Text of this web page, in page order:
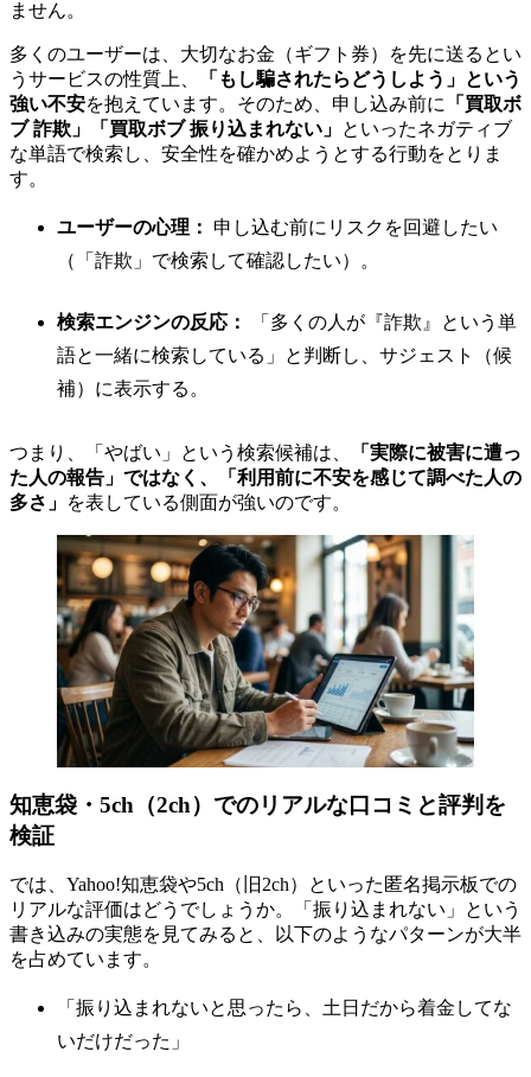
ません。
多くのユーザーは、大切なお金（ギフト券）を先に送るとい
うサービスの性質上、
「もし騙されたらどうしよう」という
強い不安を抱えています。そのため、申し込み前に
「買取ボ
ブ 詐欺」「買取ボブ 振り込まれない」 といったネガティブ
な単語で検索し、安全性を確かめようとする行動をとりま
す。
ユーザーの心理：
申し込む前にリスクを回避したい
（「詐欺」で検索して確認したい）。
検索エンジンの反応：
「多くの人が『詐欺』という単
語と一緒に検索している」と判断し、サジェスト（候
補）に表示する。
つまり、「やばい」という検索候補は、
「実際に被害に遭っ
た人の報告」ではなく、「利用前に不安を感じて調べた人の
多さ」 を表している側面が強いのです。
知恵袋・5ch（2ch）でのリアルな口コミと評判を
検証
では、Yahoo!知恵袋や5ch（旧2ch）といった匿名掲示板での
リアルな評価はどうでしょうか。「振り込まれない」という
書き込みの実態を見てみると、以下のようなパターンが大半
を占めています。
「振り込まれないと思ったら、土日だから着金してな
いだけだった」